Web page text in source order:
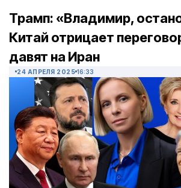
Трамп: «Владимир,
Китай отрицает
давят на Иран
24 АПРЕЛЯ 2025 16:33